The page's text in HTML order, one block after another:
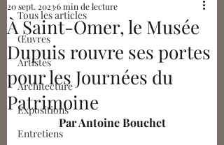
Tous les articles
Œuvres
Artistes
Architecture
Expositions
Entretiens
À Saint-Omer, le Musée
Dupuis rouvre ses portes
pour les Journées du
Patrimoine
20 sept. 20236 min de lecture
Par Antoine Bouchet